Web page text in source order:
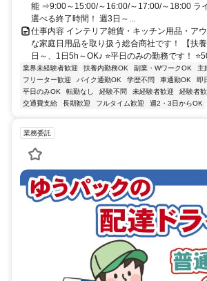
能 ⇒9:00～15:00/～16:00/～17:00/～18:00 ラ
選べる終了時間！ 週3日～...
仕事内容 インテリア雑貨・キッチン用品・ア
な家庭日用品を取り扱う総合商社です！ 【扶養
日～、1日5h～OK♪ ⭐平日のみの勤務です！
業界未経験者歓迎 扶養内勤務OK 副業・WワークOK
主
フリーター歓迎
バイク通勤OK 学歴不問 車通勤OK 即
平日のみOK
転勤なし 経験不問 未経験者歓迎 経験者
交通費支給
長期歓迎 フルタイム歓迎 週2・3日からOK
業務委託